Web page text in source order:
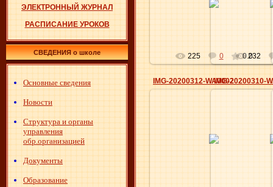
ЭЛЕКТРОННЫЙ ЖУРНАЛ
РАСПИСАНИЕ УРОКОВ
СВЕДЕНИЯ о школе
Основные сведения
Новости
Структура и органы
управления
обр.организацией
Документы
Образование
225 0 0.0232
IMG-20200312-WA0002IMG-20200310-